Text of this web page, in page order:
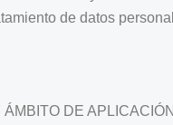
de datos
DE